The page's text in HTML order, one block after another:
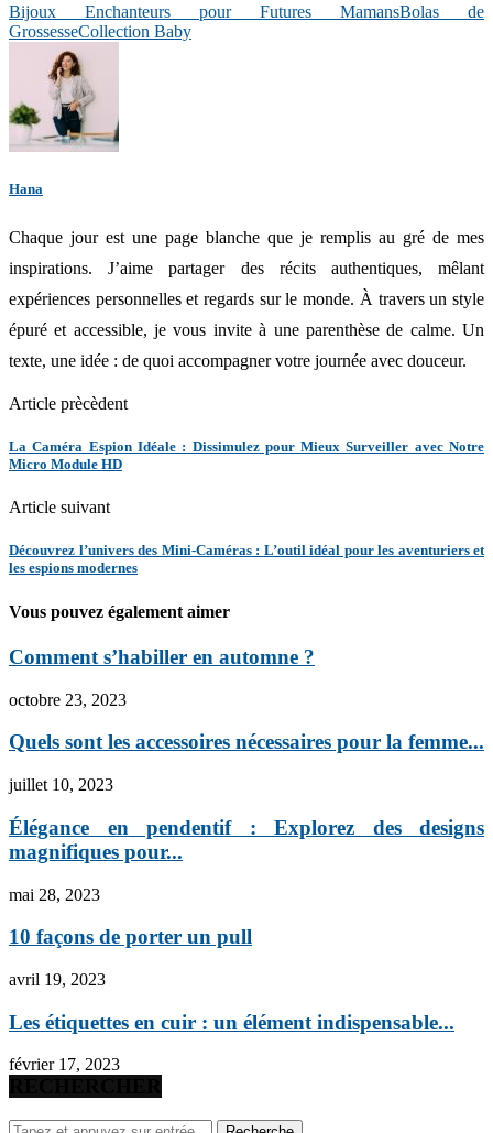
Bijoux Enchanteurs pour Futures MamansBolas de
GrossesseCollection Baby
Hana
Chaque jour est une page blanche que je remplis au gré de mes
inspirations. J’aime partager des récits authentiques, mêlant
expériences personnelles et regards sur le monde. À travers un style
épuré et accessible, je vous invite à une parenthèse de calme. Un
texte, une idée : de quoi accompagner votre journée avec douceur.
Article prècèdent
La Caméra Espion Idéale : Dissimulez pour Mieux Surveiller avec Notre
Micro Module HD
Article suivant
Découvrez l’univers des Mini-Caméras : L’outil idéal pour les aventuriers et
les espions modernes
Vous pouvez également aimer
Comment s’habiller en automne ?
octobre 23, 2023
Quels sont les accessoires nécessaires pour la femme...
juillet 10, 2023
Élégance en pendentif : Explorez des designs
magnifiques pour...
mai 28, 2023
10 façons de porter un pull
avril 19, 2023
Les étiquettes en cuir : un élément indispensable...
février 17, 2023